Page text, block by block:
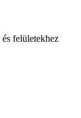
felületekhez